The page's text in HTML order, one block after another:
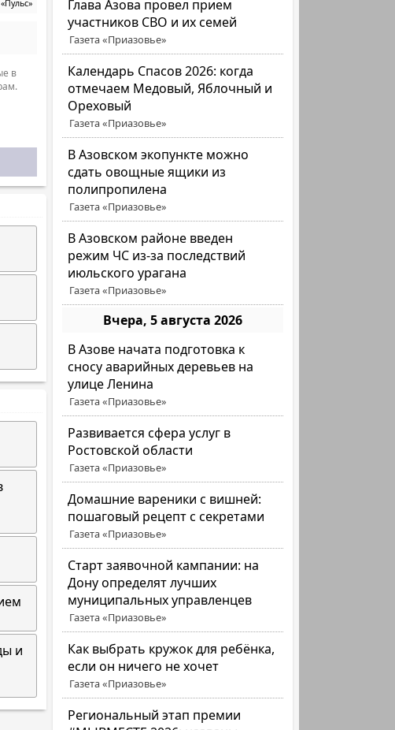
Глава Азова провел прием
участников СВО и их семей
Газета «Приазовье»
Календарь Спасов 2026: когда
отмечаем Медовый, Яблочный и
Ореховый
Газета «Приазовье»
В Азовском экопункте можно
сдать овощные ящики из
полипропилена
Газета «Приазовье»
В Азовском районе введен
режим ЧС из-за последствий
июльского урагана
Газета «Приазовье»
Вчера, 5 августа 2026
В Азове начата подготовка к
сносу аварийных деревьев на
улице Ленина
Газета «Приазовье»
Развивается сфера услуг в
Ростовской области
Газета «Приазовье»
Домашние вареники с вишней:
пошаговый рецепт с секретами
Газета «Приазовье»
Старт заявочной кампании: на
Дону определят лучших
муниципальных управленцев
Газета «Приазовье»
Как выбрать кружок для ребёнка,
если он ничего не хочет
Газета «Приазовье»
Региональный этап премии
в
и